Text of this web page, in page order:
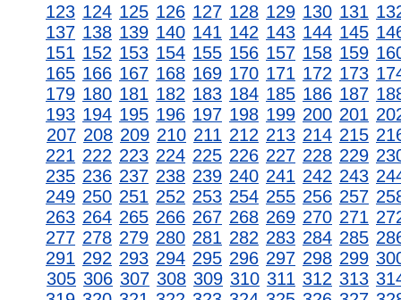
123 124 125 126 127 128 129 130 131
137 138 139 140 141 142 143 144 145
151 152 153 154 155 156 157 158 159
165 166 167 168 169 170 171 172 173
179 180 181 182 183 184 185 186 187
193 194 195 196 197 198 199 200 201
207 208 209 210 211 212 213 214 215
221 222 223 224 225 226 227 228 229
235 236 237 238 239 240 241 242 243
249 250 251 252 253 254 255 256 257
263 264 265 266 267 268 269 270 271
277 278 279 280 281 282 283 284 285
291 292 293 294 295 296 297 298 299
305 306 307 308 309 310 311 312 313